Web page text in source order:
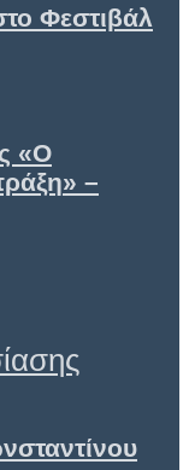
Φεστιβάλ
«Ο
–